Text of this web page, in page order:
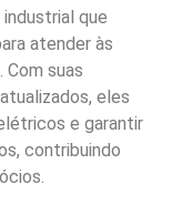
que
atender às
Com suas
eles
e garantir
contribuindo